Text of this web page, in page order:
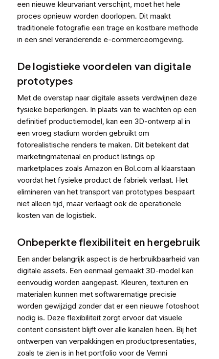
een nieuwe kleurvariant verschijnt, moet het hele
proces opnieuw worden doorlopen. Dit maakt
traditionele fotografie een trage en kostbare methode
in een snel veranderende e-commerceomgeving.
De logistieke voordelen van digitale
prototypes
Met de overstap naar digitale assets verdwijnen deze
fysieke beperkingen. In plaats van te wachten op een
definitief productiemodel, kan een 3D-ontwerp al in
een vroeg stadium worden gebruikt om
fotorealistische renders te maken. Dit betekent dat
marketingmateriaal en product listings op
marketplaces zoals Amazon en Bol.com al klaarstaan
voordat het fysieke product de fabriek verlaat. Het
elimineren van het transport van prototypes bespaart
niet alleen tijd, maar verlaagt ook de operationele
kosten van de logistiek.
Onbeperkte flexibiliteit en hergebruik
Een ander belangrijk aspect is de herbruikbaarheid van
digitale assets. Een eenmaal gemaakt 3D-model kan
eenvoudig worden aangepast. Kleuren, texturen en
materialen kunnen met softwarematige precisie
worden gewijzigd zonder dat er een nieuwe fotoshoot
nodig is. Deze flexibiliteit zorgt ervoor dat visuele
content consistent blijft over alle kanalen heen. Bij het
ontwerpen van verpakkingen en productpresentaties,
zoals te zien is in het portfolio voor de Vemni